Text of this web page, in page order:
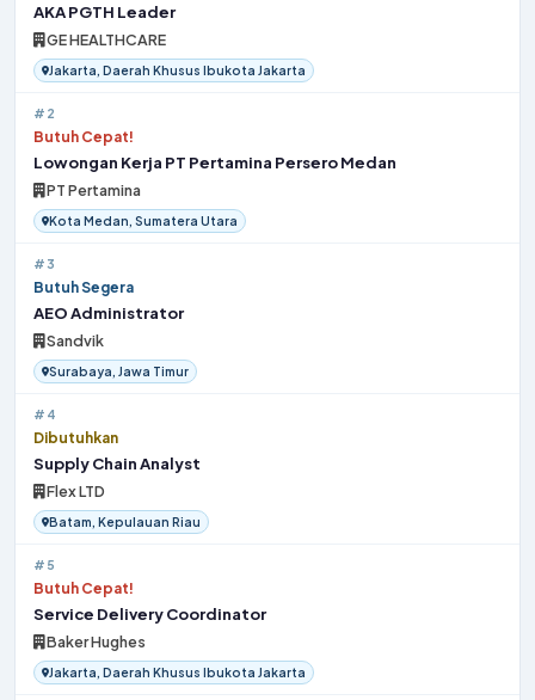
AKA PGTH Leader
GE HEALTHCARE
Jakarta, Daerah Khusus Ibukota Jakarta
#2
Butuh Cepat!
Lowongan Kerja PT Pertamina Persero Medan
PT Pertamina
Kota Medan, Sumatera Utara
#3
Butuh Segera
AEO Administrator
Sandvik
Surabaya, Jawa Timur
#4
Dibutuhkan
Supply Chain Analyst
Flex LTD
Batam, Kepulauan Riau
#5
Butuh Cepat!
Service Delivery Coordinator
Baker Hughes
Jakarta, Daerah Khusus Ibukota Jakarta